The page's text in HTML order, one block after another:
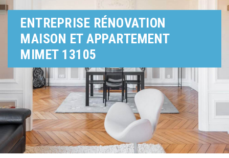
ENTREPRISE RÉNOVATION
MAISON ET APPARTEMENT
MIMET 13105